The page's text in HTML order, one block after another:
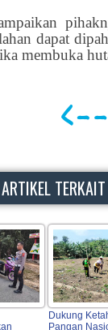
dapat
membuka
Dukung
Pangan